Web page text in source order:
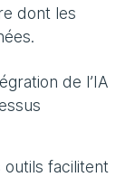
dont les
de l’IA
outils facilitent